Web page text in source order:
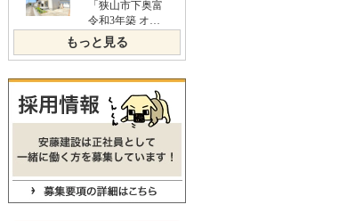
もっと見る